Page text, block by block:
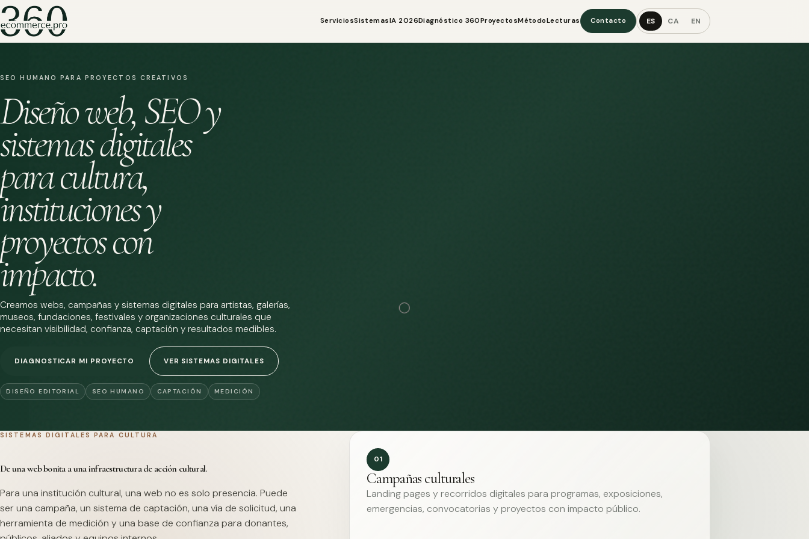
ServiciosSistemasIA 2026Diagnóstico 360ProyectosMétodoLecturas Contacto ES CA EN
SEO HUMANO PARA PROYECTOS CREATIVOS
Diseño web, SEO y
sistemas digitales
para cultura,
instituciones y
proyectos con
impacto.
Creamos webs, campañas y sistemas digitales para artistas, galerías,
museos, fundaciones, festivales y organizaciones culturales que
necesitan visibilidad, confianza, captación y resultados medibles.
DIAGNOSTICAR MI PROYECTO VER SISTEMAS DIGITALES
DISEÑO EDITORIAL SEO HUMANO CAPTACIÓN MEDICIÓN
SISTEMAS DIGITALES PARA CULTURA
De una web bonita a una infraestructura de acción cultural.
Para una institución cultural, una web no es solo presencia. Puede
ser una campaña, un sistema de captación, una vía de solicitud, una
herramienta de medición y una base de confianza para donantes,
01
Campañas culturales
Landing pages y recorridos digitales para programas, exposiciones,
emergencias, convocatorias y proyectos con impacto público.